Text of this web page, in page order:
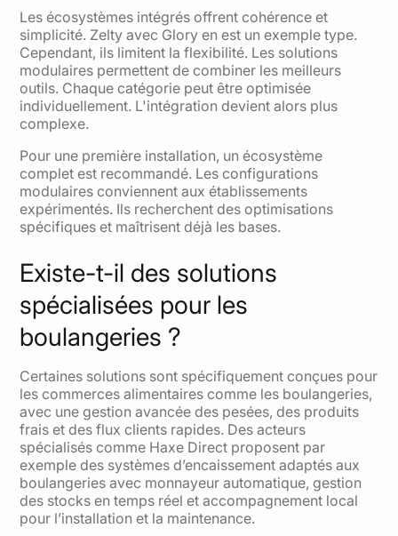
Les écosystèmes intégrés offrent cohérence et
simplicité. Zelty avec Glory en est un exemple type.
Cependant, ils limitent la flexibilité. Les solutions
modulaires permettent de combiner les meilleurs
outils. Chaque catégorie peut être optimisée
individuellement. L'intégration devient alors plus
complexe.
Pour une première installation, un écosystème
complet est recommandé. Les configurations
modulaires conviennent aux établissements
expérimentés. Ils recherchent des optimisations
spécifiques et maîtrisent déjà les bases.
Existe-t-il des solutions
spécialisées pour les
boulangeries ?
Certaines solutions sont spécifiquement conçues pour
les commerces alimentaires comme les boulangeries,
avec une gestion avancée des pesées, des produits
frais et des flux clients rapides. Des acteurs
spécialisés comme Haxe Direct proposent par
exemple des systèmes d’encaissement adaptés aux
boulangeries avec monnayeur automatique, gestion
des stocks en temps réel et accompagnement local
pour l’installation et la maintenance.